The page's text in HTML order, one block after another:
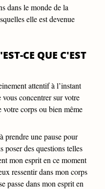
dans le monde de la
elle est devenue
CE QUE C'EST
attentif à l’instant
concentrer sur votre
votre corps ou bien même
prendre une pause pour
poser des questions telles
mon esprit en ce moment
ressentir dans mon corps
passe dans mon esprit en